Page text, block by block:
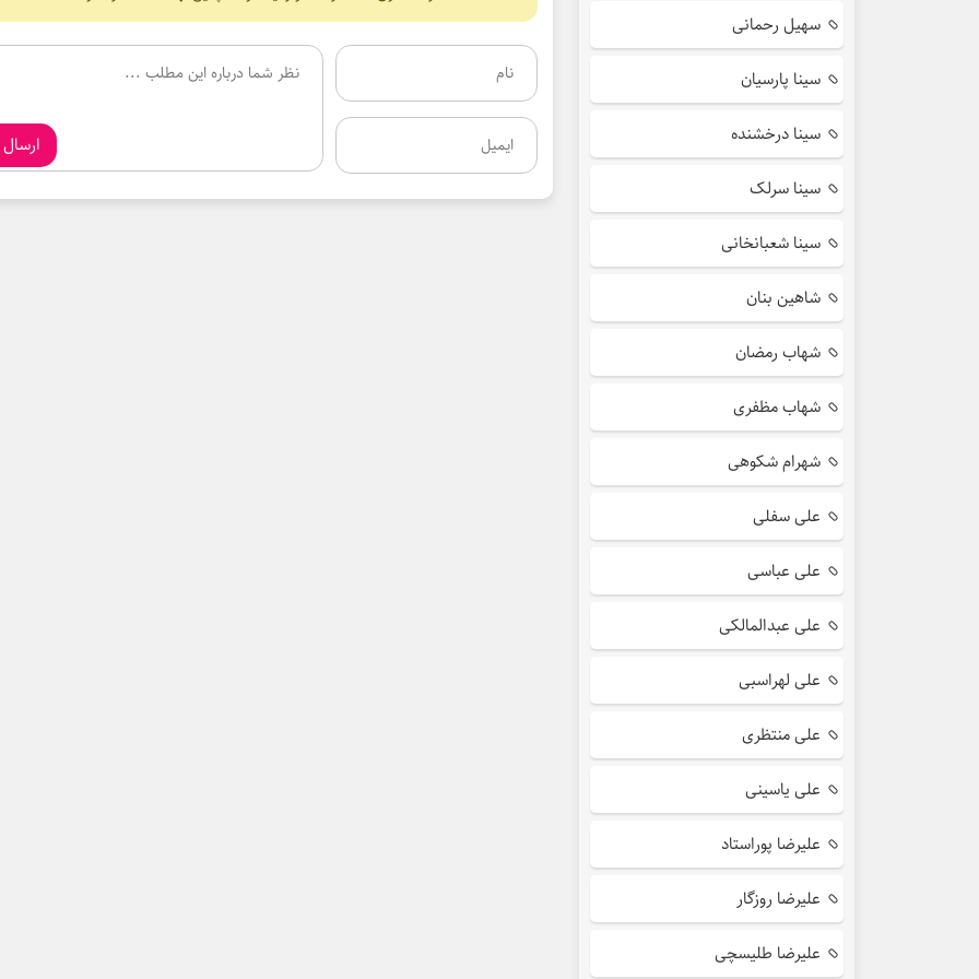
سهیل رحمانی
سینا پارسیان
سینا درخشنده
سینا سرلک
سینا شعبانخانی
شاهین بنان
شهاب رمضان
شهاب مظفری
شهرام شکوهی
علی سفلی
علی عباسی
علی عبدالمالکی
علی لهراسبی
علی منتظری
علی یاسینی
علیرضا پوراستاد
علیرضا روزگار
علیرضا طلیسچی